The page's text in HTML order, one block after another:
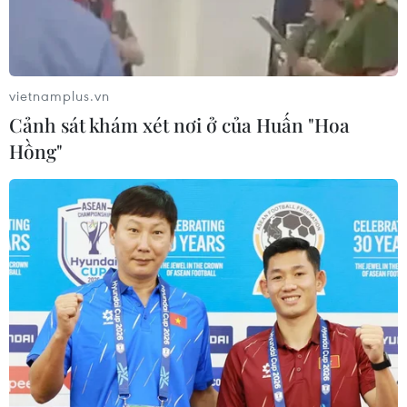
Nhóm G7 thống nhất lập trường về WHO
và mở cửa trở lại nền kinh tế
16/04/2020 23:45
Nhóm G7 đã nhất trí phối hợp để tái mở cửa nền kinh tế
của các nước thành viên sau đại dịch và đảm bảo "các
chuỗi cung ứng đáng tin cậy" trong tương lai.
vietnamplus.vn
Cảnh sát khám xét nơi ở của Huấn "Hoa
Hồng"